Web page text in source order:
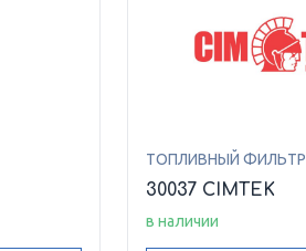
ТОПЛИВНЫЙ ФИЛЬТР
30037 CIMTEK
в наличии